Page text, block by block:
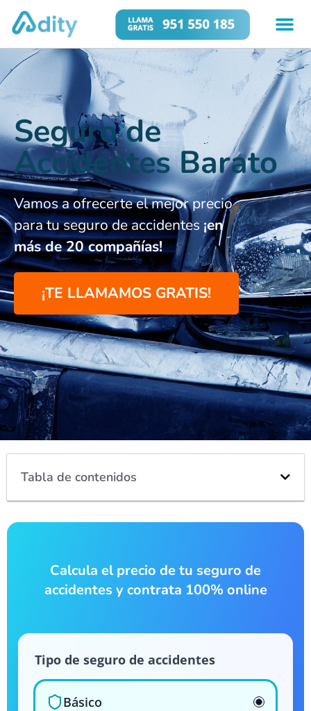
Seguro de
Accidentes Barato
Vamos a ofrecerte el mejor precio
para tuseguro de accidentes ¡en
más de 20 compañías!
¡TE LLAMAMOS GRATIS!
Tabla de contenidos
Calcula el precio de tu seguro de
accidentes y contrata 100% online
Tipo de seguro de accidentes
Básico